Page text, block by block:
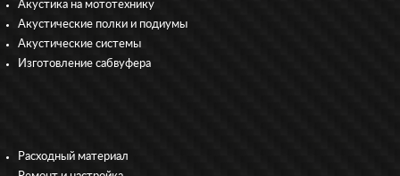
Акустика на мототехнику
Акустические полки и подиумы
Акустические системы
Изготовление сабвуфера
Расходный материал